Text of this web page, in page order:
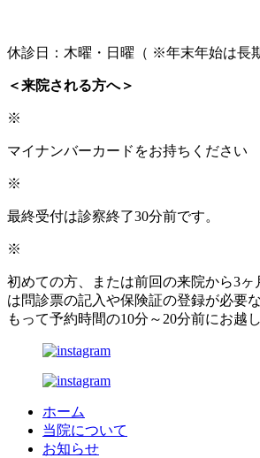
休診日：木曜・日曜（ ※年末年始は長
＜来院される方へ＞
※
マイナンバーカードをお持ちください
※
最終受付は診察終了30分前です。
※
初めての方、または前回の来院から3
は問診票の記入や保険証の登録が必要
もって予約時間の10分～20分前にお越
ホーム
当院について
お知らせ